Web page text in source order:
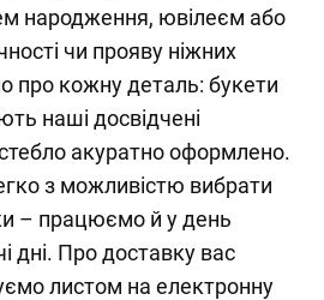
народження, ювілеєм або
чи прояву ніжних
про кожну деталь: букети
наші досвідчені
акуратно оформлено.
з можливістю вибрати
– працюємо й у день
дні. Про доставку вас
листом на електронну